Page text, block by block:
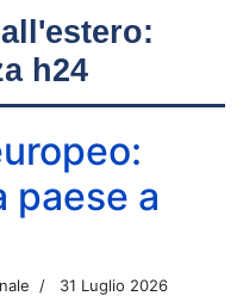
h24
paese a
31 Luglio 2026